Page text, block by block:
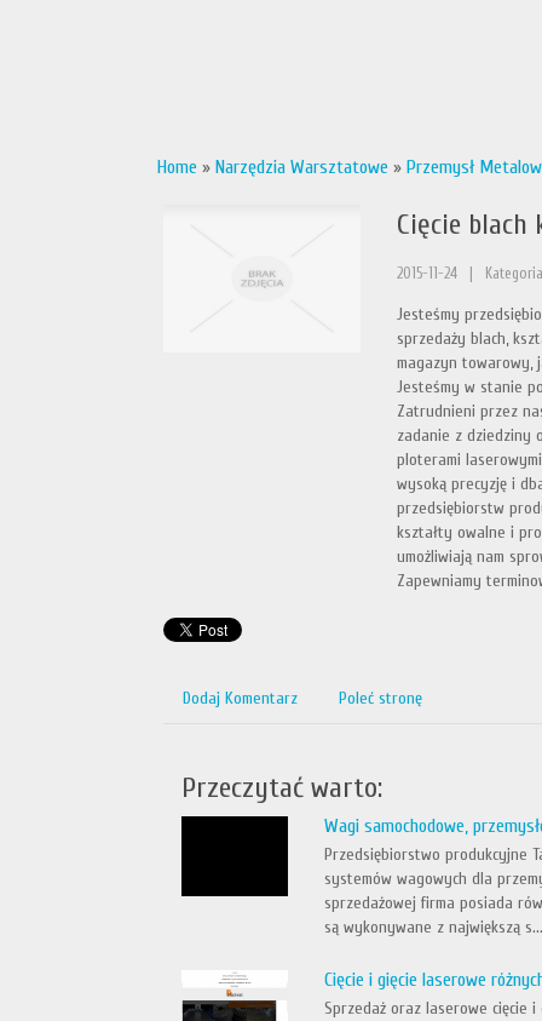
Home » Narzędzia Warsztatowe » Przemysł
Cięcie
2015-11-24
Jesteśmy
sprzedaży blach,
magazyn towarowy,
Jesteśmy w stanie
Zatrudnieni przez
zadanie z dziedziny
ploterami
wysoką precyzję i
przedsiębiorstw
kształty owalne i
umożliwiają nam
Zapewniamy
Dodaj Komentarz Poleć stronę
Przeczytać warto:
Wagi samochodowe,
Przedsiębiorstwo produkcyjne
systemów wagowych dla
sprzedażowej firma posiada
są wykonywane z największą
Cięcie i gięcie laserowe
Sprzedaż oraz laserowe cięcie